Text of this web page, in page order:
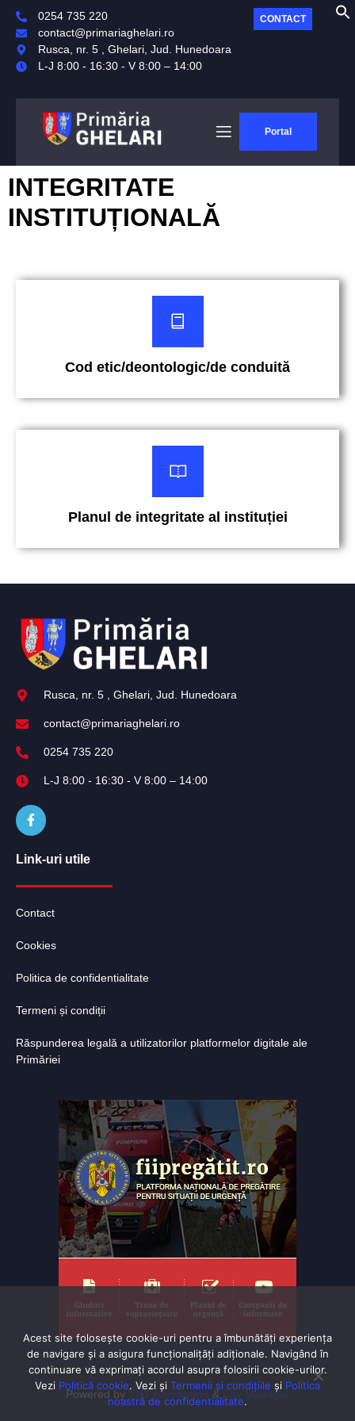
0254 735 220
contact@primariaghelari.ro
Rusca, nr. 5 , Ghelari, Jud. Hunedoara
L-J 8:00 - 16:30 - V 8:00 – 14:00
CONTACT
Portal
INTEGRITATE
INSTITUȚIONALĂ
Cod etic/deontologic/de conduită
Planul de integritate al instituției
Rusca, nr. 5 , Ghelari, Jud. Hunedoara
contact@primariaghelari.ro
0254 735 220
L-J 8:00 - 16:30 - V 8:00 – 14:00
Link-uri utile
Contact
Cookies
Politica de confidentialitate
Termeni și condiții
Răspunderea legală a utilizatorilor platformelor digitale ale
Primăriei
Powered by TNT Computers & City Manager
Acest site folosește cookie-uri pentru a îmbunătăți experiența
de navigare și a asigura funcționalițăți adiționale. Navigând în
continuare vă exprimaţi acordul asupra folosirii cookie-urilor.
Vezi Politică cookie. Vezi și Termenii și condițiile și Politica
noastră de confidentialitate.